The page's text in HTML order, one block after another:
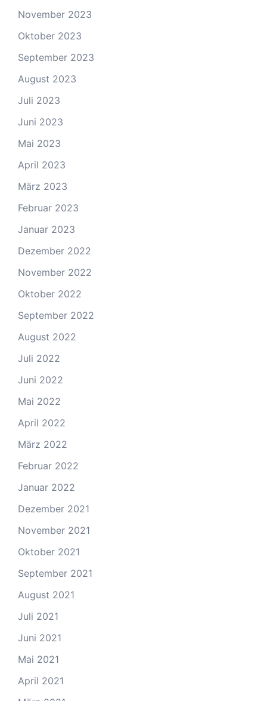
November 2023
Oktober 2023
September 2023
August 2023
Juli 2023
Juni 2023
Mai 2023
April 2023
März 2023
Februar 2023
Januar 2023
Dezember 2022
November 2022
Oktober 2022
September 2022
August 2022
Juli 2022
Juni 2022
Mai 2022
April 2022
März 2022
Februar 2022
Januar 2022
Dezember 2021
November 2021
Oktober 2021
September 2021
August 2021
Juli 2021
Juni 2021
Mai 2021
April 2021